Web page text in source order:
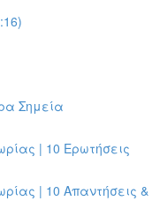
Σημεία
| 10 Ερωτήσεις
| 10 Απαντήσεις &